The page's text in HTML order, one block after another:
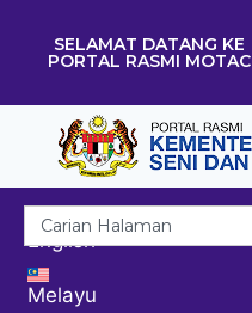
SELAMAT DATANG KE
PORTAL RASMI MOTAC
English
Melayu